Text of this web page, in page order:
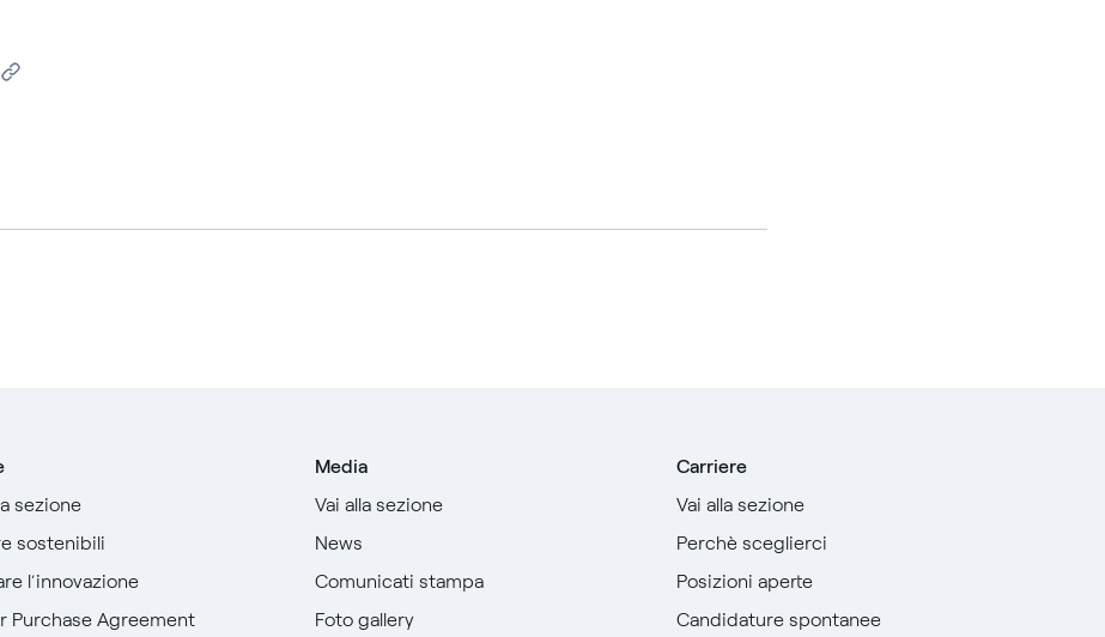
sezione
sostenibili
l’innovazione
Purchase Agreement
Media
Vai alla sezione
News
Comunicati stampa
Foto gallery
Carriere
Vai alla sezione
Perchè sceglierci
Posizioni aperte
Candidature spontanee